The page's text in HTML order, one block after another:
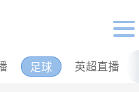
足球 英超直播